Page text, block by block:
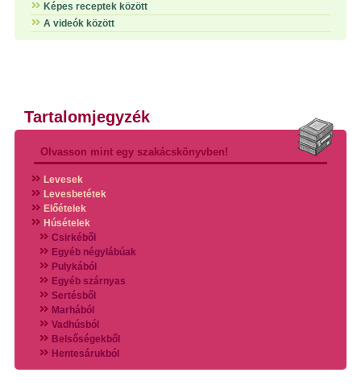
Képes receptek között
A videók között
Tartalomjegyzék
Olvasson mint egy szakácskönyvben!
Levesek
Levesbetétek
Előételek
Húsételek
Csirkéből
Egyéb négylábúak
Pulykából
Egyéb szárnyas
Sertésből
Marhából
Vadhúsból
Belsőségekből
Hentesárukból
Vadszárnyasokból